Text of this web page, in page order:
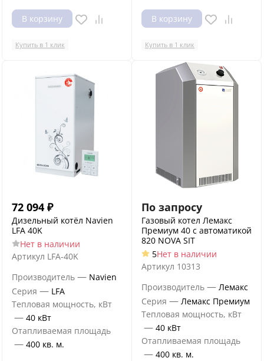
В корзину
Купить в 1 клик
В корзину
Купить в 1 клик
72 094 ₽
Дизельный котёл Navien
LFA 40K
Нет в наличии
Артикул LFA-40K
Производитель — Navien
Серия — LFA
Тепловая мощность, кВт
— 40 кВт
Отапливаемая площадь
— 400 кв. м.
По запросу
Газовый котел Лемакс
Премиум 40 с автоматикой
820 NOVA SIT
5Нет в наличии
Артикул 10313
Производитель — Лемакс
Серия — Лемакс Премиум
Тепловая мощность, кВт
— 40 кВт
Отапливаемая площадь
— 400 кв. м.